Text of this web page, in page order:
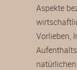
Aspekte
Vorlieben,